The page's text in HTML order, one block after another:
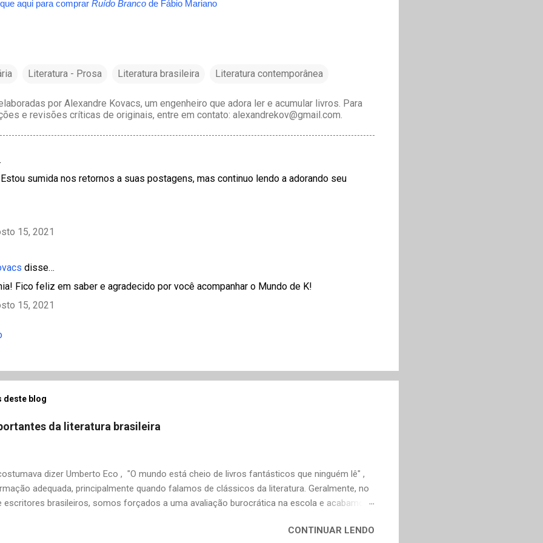
aqui para comprar Ruído Branco de Fábio Mariano
Literatura - Prosa Literatura brasileira
Literatura contemporânea
por Alexandre Kovacs, um engenheiro que adora ler e acumular livros. Para
e revisões críticas de originais, entre em contato: alexandrekov@gmail.com.
Estou sumida nos retornos a suas postagens, mas continuo lendo a adorando seu
15, 2021
disse…
Fico feliz em saber e agradecido por você acompanhar o Mundo de K!
15, 2021
deste blog
da literatura brasileira
dizer Umberto Eco , "O mundo está cheio de livros fantásticos que ninguém lê" ,
adequada, principalmente quando falamos de clássicos da literatura. Geralmente, no
escritores brasileiros, somos forçados a uma avaliação burocrática na escola e acabamos
É surpreendente como uma segunda visita a essas obras, já em nossa maturidade, pode
CONTINUAR LENDO